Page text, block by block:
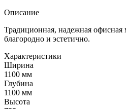
Описание
Традиционная, надежная офисная
благородно и эстетично.
Характеристики
Ширина
1100 мм
Глубина
1100 мм
Высота